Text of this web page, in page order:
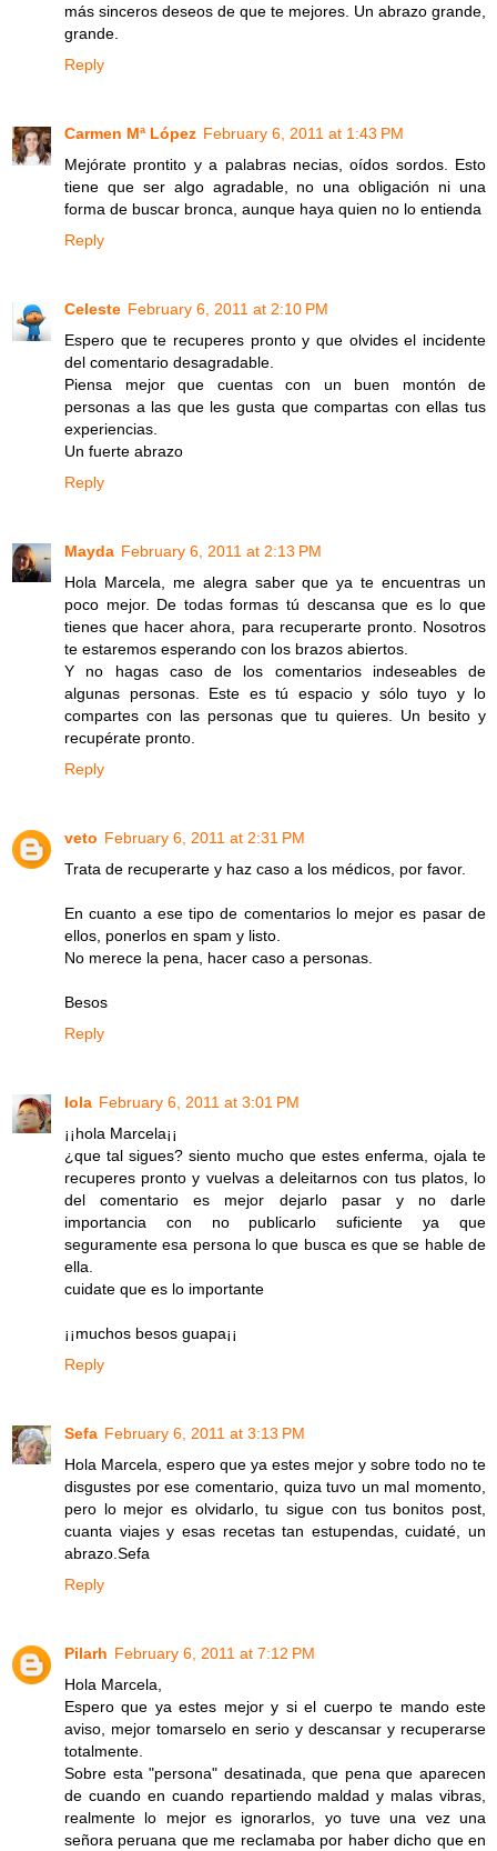
más sinceros deseos de que te mejores. Un abrazo grande,
grande.
Reply
Carmen Mª López February 6, 2011 at 1:43 PM
Mejórate prontito y a palabras necias, oídos sordos. Esto
tiene que ser algo agradable, no una obligación ni una
forma de buscar bronca, aunque haya quien no lo entienda
Reply
Celeste February 6, 2011 at 2:10 PM
Espero que te recuperes pronto y que olvides el incidente
del comentario desagradable.
Piensa mejor que cuentas con un buen montón de
personas a las que les gusta que compartas con ellas tus
experiencias.
Un fuerte abrazo
Reply
Mayda February 6, 2011 at 2:13 PM
Hola Marcela, me alegra saber que ya te encuentras un
poco mejor. De todas formas tú descansa que es lo que
tienes que hacer ahora, para recuperarte pronto. Nosotros
te estaremos esperando con los brazos abiertos.
Y no hagas caso de los comentarios indeseables de
algunas personas. Este es tú espacio y sólo tuyo y lo
compartes con las personas que tu quieres. Un besito y
recupérate pronto.
Reply
veto February 6, 2011 at 2:31 PM
Trata de recuperarte y haz caso a los médicos, por favor.
En cuanto a ese tipo de comentarios lo mejor es pasar de
ellos, ponerlos en spam y listo.
No merece la pena, hacer caso a personas.
Besos
Reply
lola February 6, 2011 at 3:01 PM
¡¡hola Marcela¡¡
¿que tal sigues? siento mucho que estes enferma, ojala te
recuperes pronto y vuelvas a deleitarnos con tus platos, lo
del comentario es mejor dejarlo pasar y no darle
importancia con no publicarlo suficiente ya que
seguramente esa persona lo que busca es que se hable de
ella.
cuidate que es lo importante
¡¡muchos besos guapa¡¡
Reply
Sefa February 6, 2011 at 3:13 PM
Hola Marcela, espero que ya estes mejor y sobre todo no te
disgustes por ese comentario, quiza tuvo un mal momento,
pero lo mejor es olvidarlo, tu sigue con tus bonitos post,
cuanta viajes y esas recetas tan estupendas, cuidaté, un
abrazo.Sefa
Reply
Pilarh February 6, 2011 at 7:12 PM
Hola Marcela,
Espero que ya estes mejor y si el cuerpo te mando este
aviso, mejor tomarselo en serio y descansar y recuperarse
totalmente.
Sobre esta "persona" desatinada, que pena que aparecen
de cuando en cuando repartiendo maldad y malas vibras,
realmente lo mejor es ignorarlos, yo tuve una vez una
señora peruana que me reclamaba por haber dicho que en